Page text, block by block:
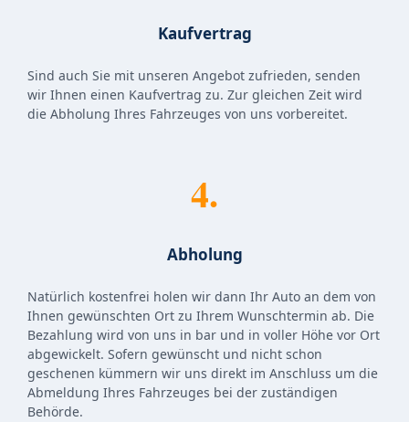
Kaufvertrag
Sind auch Sie mit unseren Angebot zufrieden, senden
wir Ihnen einen Kaufvertrag zu. Zur gleichen Zeit wird
die Abholung Ihres Fahrzeuges von uns vorbereitet.
4.
Abholung
Natürlich kostenfrei holen wir dann Ihr Auto an dem von
Ihnen gewünschten Ort zu Ihrem Wunschtermin ab. Die
Bezahlung wird von uns in bar und in voller Höhe vor Ort
abgewickelt. Sofern gewünscht und nicht schon
geschenen kümmern wir uns direkt im Anschluss um die
Abmeldung Ihres Fahrzeuges bei der zuständigen
Behörde.